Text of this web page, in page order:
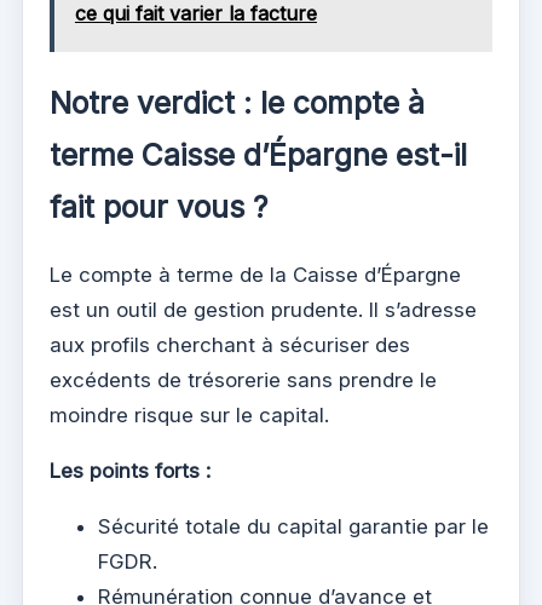
ce qui fait varier la facture
Notre verdict : le compte à
terme Caisse d’Épargne est-il
fait pour vous ?
Le compte à terme de la Caisse d’Épargne
est un outil de gestion prudente. Il s’adresse
aux profils cherchant à sécuriser des
excédents de trésorerie sans prendre le
moindre risque sur le capital.
Les points forts :
Sécurité totale du capital garantie par le
FGDR.
Rémunération connue d’avance et